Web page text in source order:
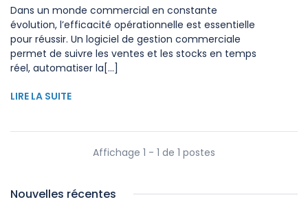
Dans un monde commercial en constante
évolution, l’efficacité opérationnelle est essentielle
pour réussir. Un logiciel de gestion commerciale
permet de suivre les ventes et les stocks en temps
réel, automatiser la[...]
LIRE LA SUITE
Affichage 1 - 1 de 1 postes
Nouvelles récentes